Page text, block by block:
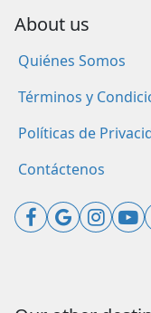
About us
Quiénes Somos
Términos y
Políticas de
Contáctenos